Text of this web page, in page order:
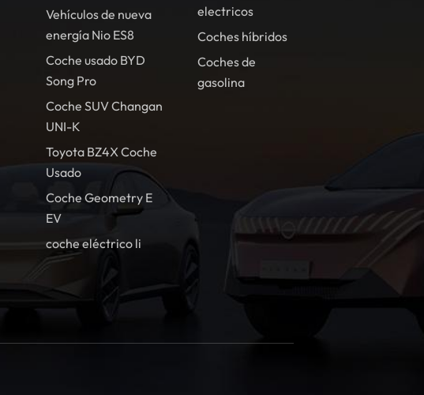
Vehículos de nueva
energía Nio ES8
Coche usado BYD
Song Pro
Coche SUV Changan
UNI-K
Toyota BZ4X Coche
Usado
Coche Geometry E
EV
coche eléctrico li
electricos
Coches híbridos
Coches de
gasolina